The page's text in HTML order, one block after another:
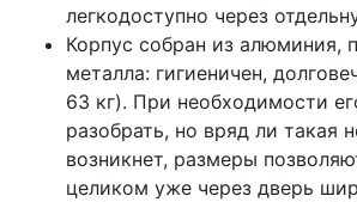
легкодоступно через
Корпус собран из алюминия,
металла: гигиеничен,
63 кг). При необходимости
разобрать, но вряд ли такая
возникнет, размеры
целиком уже через дверь